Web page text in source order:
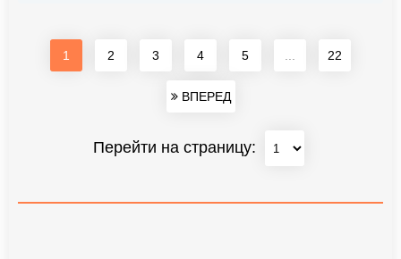
1 2 3 4 5 22
ВПЕРЕД
Перейти на страницу: